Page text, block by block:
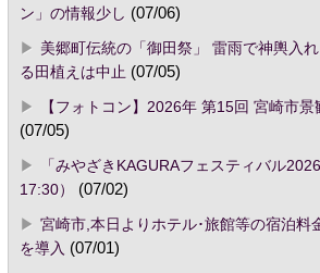
ン」の情報少し (07/06)
美郷町伝統の「御田祭」 雷雨で神輿入
る田植えは中止 (07/05)
【フォトコン】2026年 第15回 宮崎市
(07/05)
「みやざきKAGURAフェスティバル
17:30）
(07/02)
宮崎市,本日よりホテル･旅館等の宿泊料
を導入 (07/01)